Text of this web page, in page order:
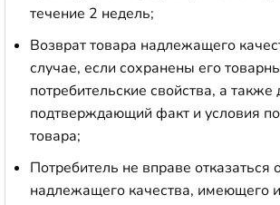
течение 2 недель;
Возврат товара надлежащего
случае, если сохранены его
потребительские свойства, а также
подтверждающий факт и условия
товара;
Потребитель не вправе отказаться
надлежащего качества, имеющего